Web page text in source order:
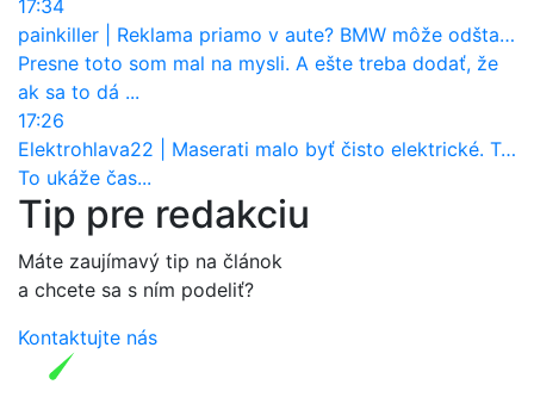
17:34
painkiller
Reklama priamo v aute? BMW môže odštartovať nový trend
Presne toto som mal na mysli. A ešte treba dodať, že
ak sa to dá ...
17:26
Elektrohlava22
Maserati malo byť čisto elektrické. Teraz zisťuje, že potrebuje nový osemvalcový motor
To ukáže čas...
Tip pre redakciu
Máte zaujímavý tip na článok
a chcete sa s ním podeliť?
Kontaktujte nás